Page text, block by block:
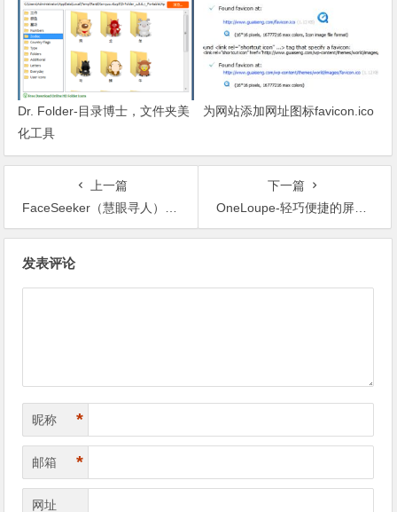
Dr. Folder-目录博士，文件夹美
化工具
为网站添加网址图标favicon.ico
上一篇
FaceSeeker（慧眼寻人）-基于AI的人脸识别利器，轻松找出目标照片
下一篇
OneLoupe-轻巧便捷的屏幕放大镜软件
发表评论
昵称 *
邮箱 *
网址